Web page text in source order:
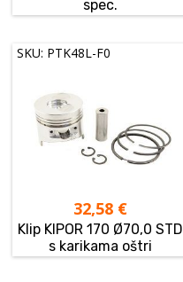
spec.
SKU: PTK48L-F0
32,58 €
Klip KIPOR 170 Ø70,0 STD
s karikama oštri